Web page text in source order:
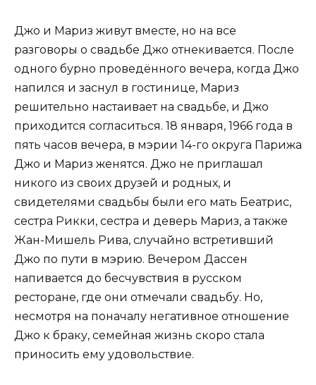
Джо и Мариз живут вместе, но на все
разговоры о свадьбе Джо отнекивается. После
одного бурно проведённого вечера, когда Джо
напился и заснул в гостинице, Мариз
решительно настаивает на свадьбе, и Джо
приходится согласиться. 18 января, 1966 года в
пять часов вечера, в мэрии 14-го округа Парижа
Джо и Мариз женятся. Джо не приглашал
никого из своих друзей и родных, и
свидетелями свадьбы были его мать Беатрис,
сестра Рикки, сестра и деверь Мариз, а также
Жан-Мишель Рива, случайно встретивший
Джо по пути в мэрию. Вечером Дассен
напивается до бесчувствия в русском
ресторане, где они отмечали свадьбу. Но,
несмотря на поначалу негативное отношение
Джо к браку, семейная жизнь скоро стала
приносить ему удовольствие.